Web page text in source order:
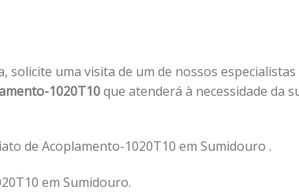
solicite uma visita de um de nossos especialistas
1020T10que atenderá à necessidade da
de Acoplamento-1020T10 em Sumidouro .
em Sumidouro.